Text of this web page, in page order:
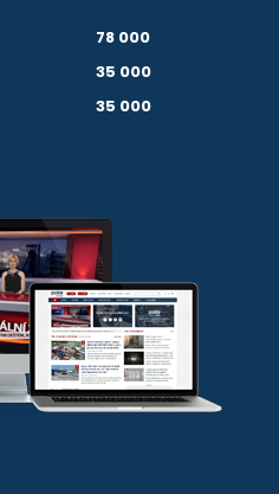
78 000
35 000
35 000